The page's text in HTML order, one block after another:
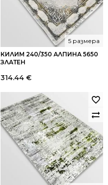
КИЛИМ 240/350 АЛПИНА 5650
ЗЛАТЕН
5 размера
314.44 €